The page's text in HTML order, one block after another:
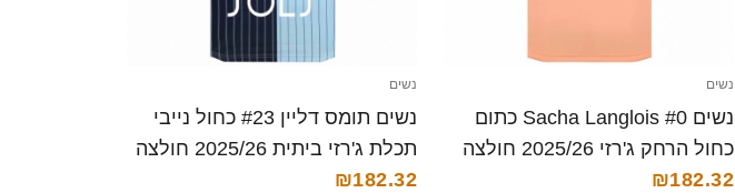
נשים
נשים Sacha Langlois #0 כתום
כחול הרחק ג'רזי 2025/26 חולצה
קצרה
₪182.32
נשים
נשים תומס דליין #23 כחול נייבי
תכלת ג'רזי ביתית 2025/26 חולצה
קצרה
₪182.32